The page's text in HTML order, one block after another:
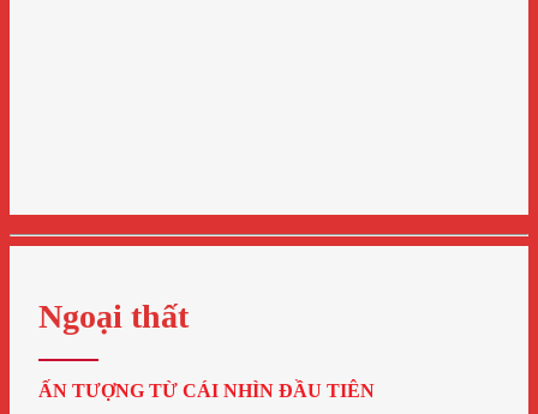
Ngoại thất
ẤN TƯỢNG TỪ CÁI NHÌN ĐẦU TIÊN